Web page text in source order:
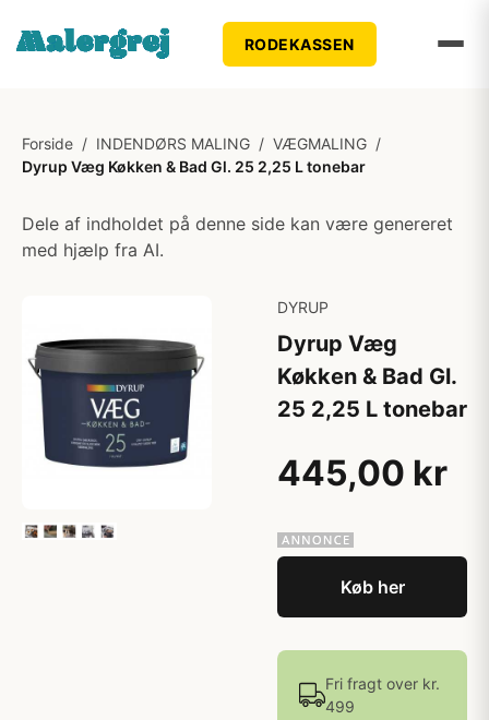
RODEKASSEN
Forside / INDENDØRS MALING / VÆGMALING /
Dyrup Væg Køkken & Bad Gl. 25 2,25 L tonebar
Dele af indholdet på denne side kan være genereret
med hjælp fra AI.
DYRUP
Dyrup Væg
Køkken & Bad Gl.
25 2,25 L tonebar
445,00 kr
Køb her
Fri fragt over kr.
499